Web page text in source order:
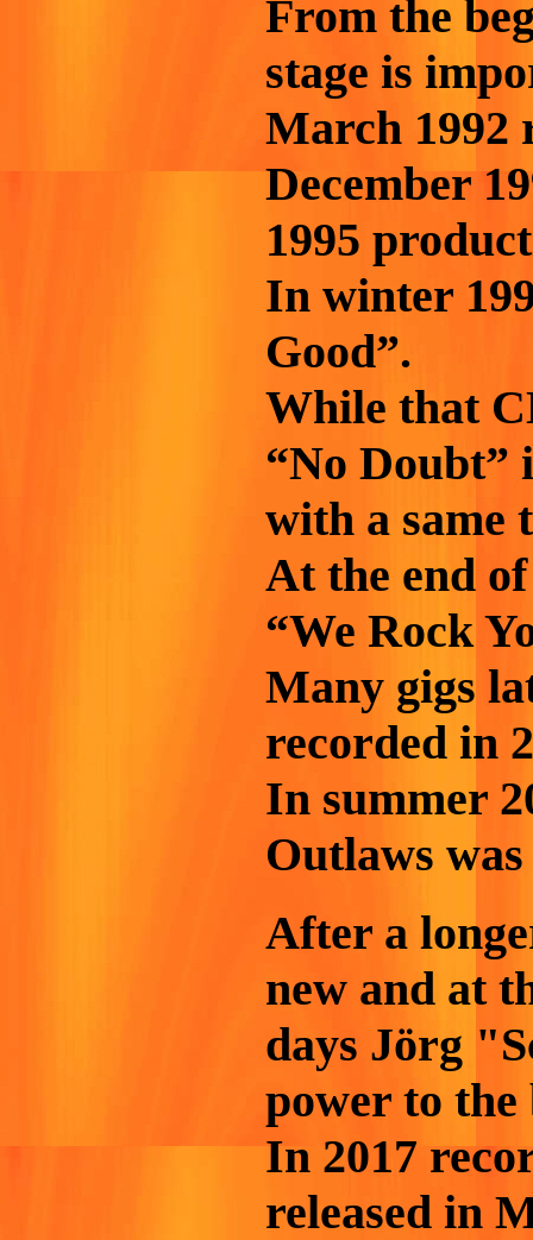
From the
stage is
March 1992
December
1995
In winter
Good”.
While that
“No
with a same
At the end
“We Rock
Many gigs
recorded in
In summer
Outlaws
After a
new and at
days Jörg
power to the
In 2017
released in